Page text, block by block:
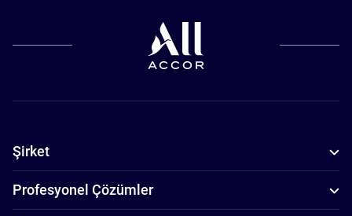
Şirket
Profesyonel Çözümler